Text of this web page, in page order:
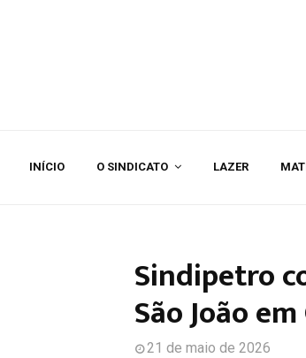
INÍCIO O SINDICATO LAZER
Sindipetro
São João
21 de maio de 2026